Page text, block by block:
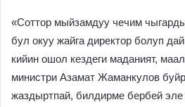
«Соттор мыйзамдуу чечим
бул окуу жайга директор болуп
кийин ошол кездеги маданият,
министри Азамат Жаманкулов
жаздыртпай, билдирме бербей эле